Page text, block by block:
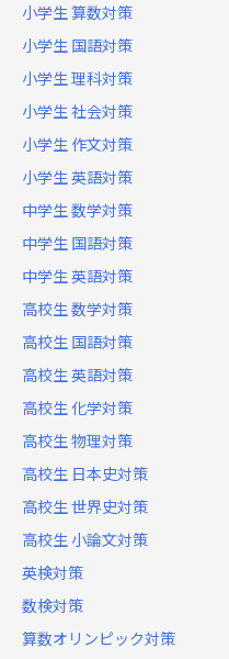
小学生 算数対策
小学生 国語対策
小学生 理科対策
小学生 社会対策
小学生 作文対策
小学生 英語対策
中学生 数学対策
中学生 国語対策
中学生 英語対策
高校生 数学対策
高校生 国語対策
高校生 英語対策
高校生 化学対策
高校生 物理対策
高校生 日本史対策
高校生 世界史対策
高校生 小論文対策
英検対策
数検対策
算数オリンピック対策